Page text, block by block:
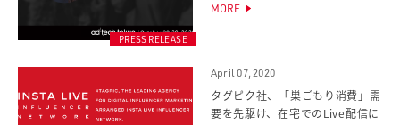
PRESS RELEASE
MORE
April 07, 2020
タグピク社、「巣ごもり消費」需
要を先駆け、在宅でのLive配信に